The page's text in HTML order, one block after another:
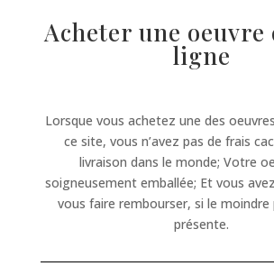
Acheter une oeuvre
ligne
Lorsque vous achetez une des
ce site, vous n’avez pas de frais
livraison dans le monde; Votre
soigneusement emballée; Et vous
vous faire rembourser, si le moindre
présente.